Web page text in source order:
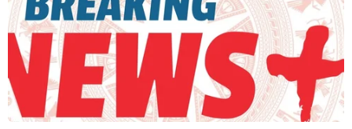
Đổi mới công tác xây dựng Đảng từ chuyển đổi
số quản lý đảng viên ở Phú Thọ
Thành lập Khu Công nghệ cao tỉnh Hưng Yên
Thành lập Hội đồng cấp Nhà nước xét tặng các
giải thưởng khoa học và công nghệ